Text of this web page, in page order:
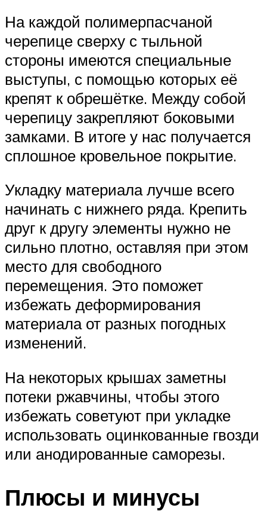
На каждой полимерпасчаной
черепице сверху с тыльной
стороны имеются специальные
выступы, с помощью которых её
крепят к обрешётке. Между собой
черепицу закрепляют боковыми
замками. В итоге у нас получается
сплошное кровельное покрытие.
Укладку материала лучше всего
начинать с нижнего ряда. Крепить
друг к другу элементы нужно не
сильно плотно, оставляя при этом
место для свободного
перемещения. Это поможет
избежать деформирования
материала от разных погодных
изменений.
На некоторых крышах заметны
потеки ржавчины, чтобы этого
избежать советуют при укладке
использовать оцинкованные гвозди
или анодированные саморезы.
Плюсы и минусы